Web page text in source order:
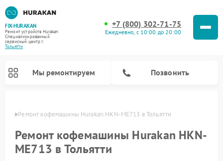
FIX-HURAKAN
Ремонт устройств Hurakan
Специализированный
cервисный центр г.
Тольятти
+7 (800) 302-71-75
Ежедневно, с 10:00 до 20:00
Мы ремонтируем Позвонить
Ремонт кофемашины Hurakan HKN-ME713 в Тольятти
Ремонт кофемашины Hurakan HKN-
ME713 в Тольятти